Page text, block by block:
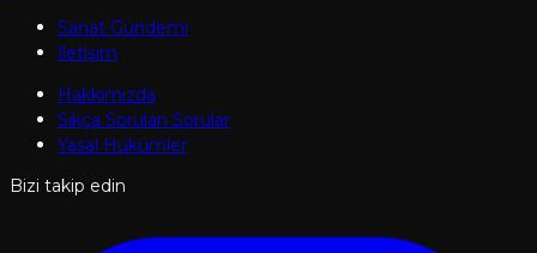
Sanat Gündemi
İletişim
Hakkımızda
Sıkça Sorulan Sorular
Yasal Hükümler
Bizi takip edin